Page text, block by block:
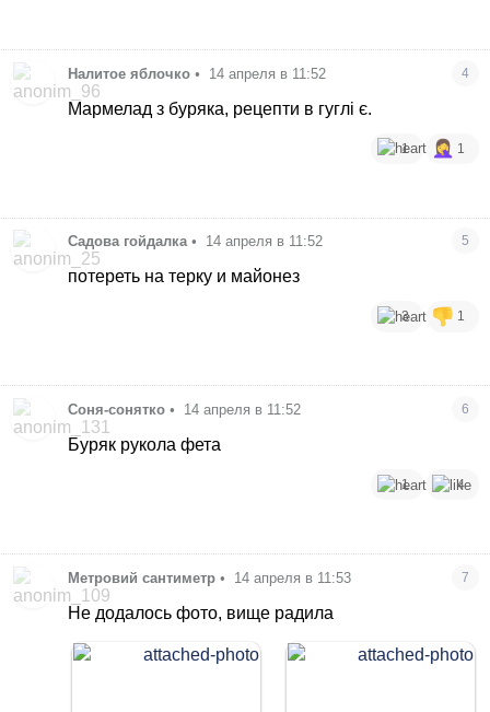
Налитое яблочко • 14 апреля в 11:52 4
Мармелад з буряка, рецепти в гуглі є.
1 1
Садова гойдалка • 14 апреля в 11:52 5
потереть на терку и майонез
3 1
Соня-сонятко • 14 апреля в 11:52 6
Буряк рукола фета
1 4
Метровий сантиметр • 14 апреля в 11:53 7
Не додалось фото, вище радила